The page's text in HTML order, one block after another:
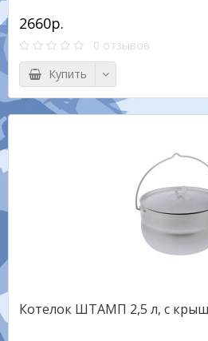
2660р.
0 отзывов
Купить
Котелок ШТАМП 2,5 л, с